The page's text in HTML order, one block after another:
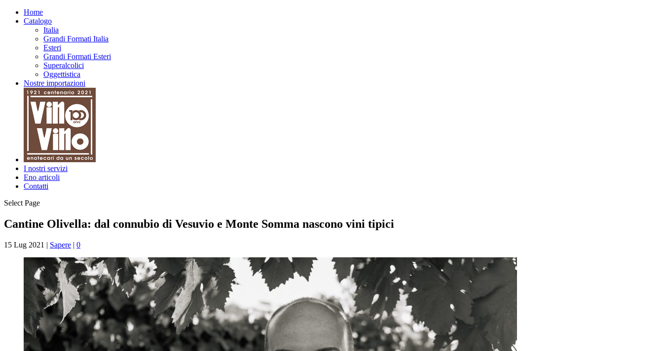
Home
Catalogo
Italia
Grandi Formati Italia
Esteri
Grandi Formati Esteri
Superalcolici
Oggettistica
Nostre importazioni
I nostri servizi
Eno articoli
Contatti
Select Page
Cantine Olivella: dal connubio di Vesuvio e Monte Somma nascono vini tipici
15 Lug 2021 | Sapere | 0